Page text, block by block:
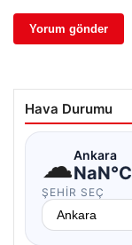
Hava Durumu
☁Ankara
NaN°C
ŞEHIR SEÇ